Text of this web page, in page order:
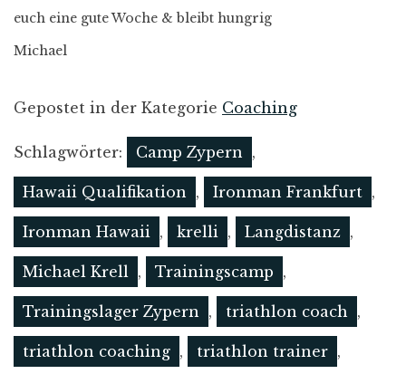
euch eine gute Woche & bleibt hungrig
Michael
Gepostet in der Kategorie Coaching
Schlagwörter: Camp Zypern ,
Hawaii Qualifikation , Ironman Frankfurt ,
Ironman Hawaii , krelli , Langdistanz ,
Michael Krell , Trainingscamp ,
Trainingslager Zypern , triathlon coach ,
triathlon coaching , triathlon trainer ,